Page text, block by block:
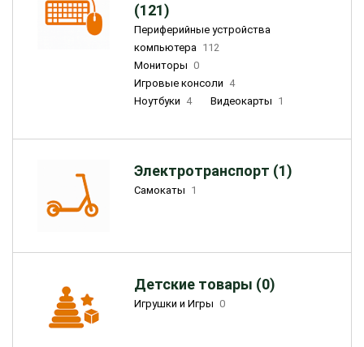
(121)
Периферийные устройства
компьютера 112
Мониторы 0
Игровые консоли 4
Ноутбуки 4 Видеокарты 1
Электротранспорт (1)
Самокаты 1
Детские товары (0)
Игрушки и Игры 0